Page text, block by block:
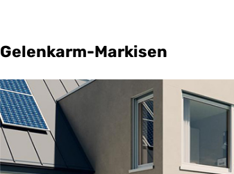
Gelenkarm-Markisen